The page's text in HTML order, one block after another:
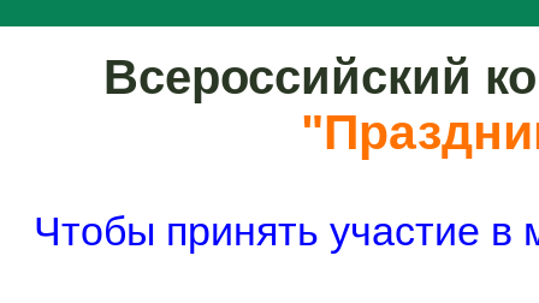
Всероссийский
Чтобы принять участие